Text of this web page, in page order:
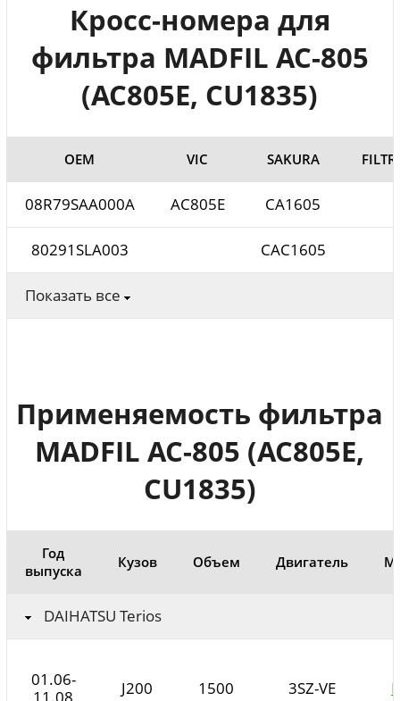
Кросс-номера для
фильтра MADFIL AC-805
(AC805E, CU1835)
ОЕМ VIC SAKURA
08R79SAA000A AC805E CA1605
80291SLA003 CAC1605
Показать все
Применяемость фильтра
MADFIL AC-805 (AC805E,
CU1835)
Год
выпуска
Кузов Объем Двигатель
DAIHATSU Terios
01.06-
J200 1500 3SZ-VE